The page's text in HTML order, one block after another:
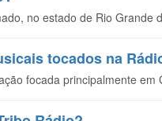
no estado de Rio Grande
tocados na
focada principalmente em